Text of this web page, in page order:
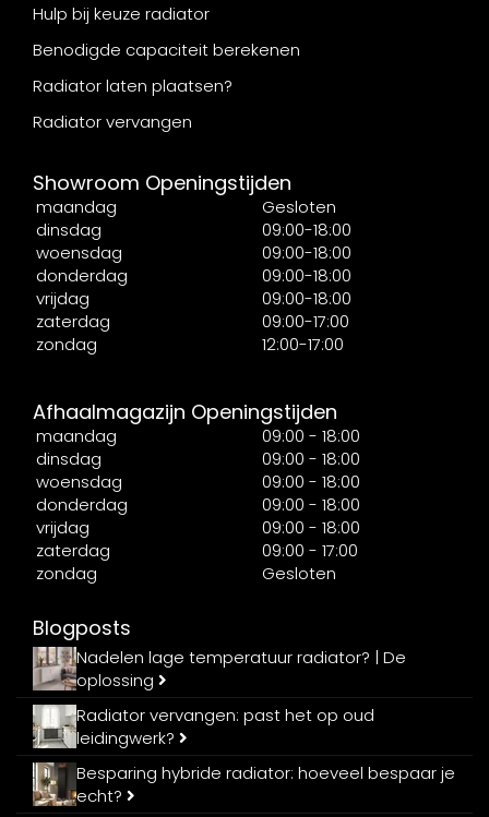
Hulp bij keuze radiator
Benodigde capaciteit berekenen
Radiator laten plaatsen?
Radiator vervangen
Showroom Openingstijden
maandag
Gesloten
dinsdag
09:00-18:00
woensdag
09:00-18:00
donderdag
09:00-18:00
vrijdag
09:00-18:00
zaterdag
09:00-17:00
zondag
12:00-17:00
Afhaalmagazijn Openingstijden
maandag
09:00 - 18:00
dinsdag
09:00 - 18:00
woensdag
09:00 - 18:00
donderdag
09:00 - 18:00
vrijdag
09:00 - 18:00
zaterdag
09:00 - 17:00
zondag
Gesloten
Blogposts
Nadelen lage temperatuur radiator? | De
oplossing
Radiator vervangen: past het op oud
leidingwerk?
Besparing hybride radiator: hoeveel bespaar je
echt?